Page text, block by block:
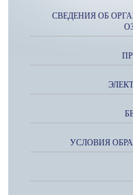
СВЕДЕНИЯ ОБ
УСЛОВИЯ